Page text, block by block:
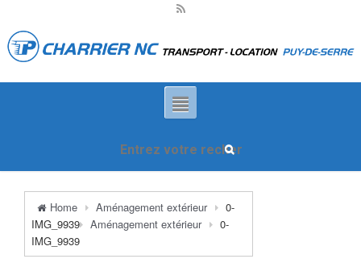
Home Aménagement extérieur
0-
IMG_9939
Aménagement extérieur
0-
IMG_9939